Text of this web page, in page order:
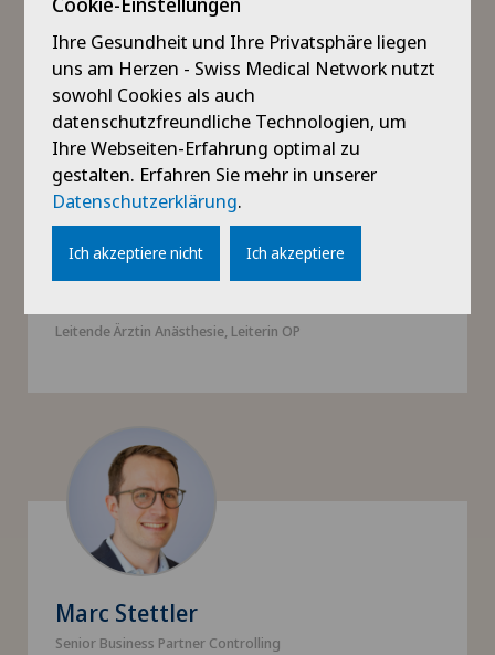
Mehr Informationen
Leitende Ärztin Anästhesie, Leiterin OP
Marc Stettler
Senior Business Partner Controlling
Ihre Gesundheit und Ihre Privatsphäre liegen
uns am Herzen - Swiss Medical Network nutzt
sowohl Cookies als auch
datenschutzfreundliche Technologien, um
Ihre Webseiten-Erfahrung optimal zu
gestalten. Erfahren Sie mehr in unserer
Datenschutzerklärung.
Ich akzeptiere nicht Ich akzeptiere